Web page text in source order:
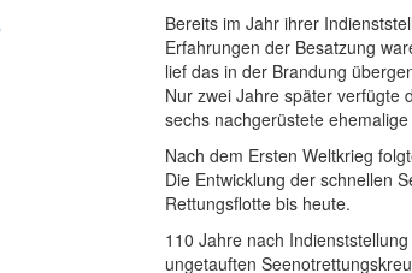
Bereits im Jahr ihrer
Erfahrungen der Besatzung
lief das in der Brandung
Nur zwei Jahre später verfügte
sechs nachgerüstete
Nach dem Ersten Weltkrieg
Die Entwicklung der schnellen
Rettungsflotte bis heute.
110 Jahre nach
ungetauften